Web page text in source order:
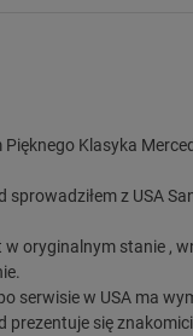
Pięknego Klasyka
sprowadziłem z USA
w oryginalnym stanie ,
serwisie w USA ma
prezentuje się